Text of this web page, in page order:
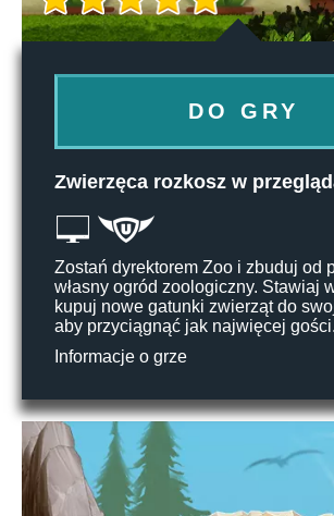
DO GRY
Zwierzęca rozkosz w
Zostań dyrektorem Zoo i zbuduj od
własny ogród zoologiczny. Stawiaj
kupuj nowe gatunki zwierząt do
aby przyciągnąć jak najwięcej gości.
Informacje o grze